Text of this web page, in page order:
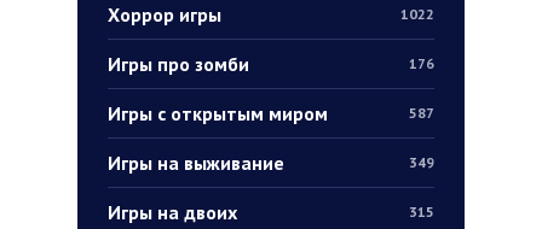
Хоррор игры 1022
Игры про зомби 176
Игры с открытым миром 587
Игры на выживание 349
Игры на двоих 315